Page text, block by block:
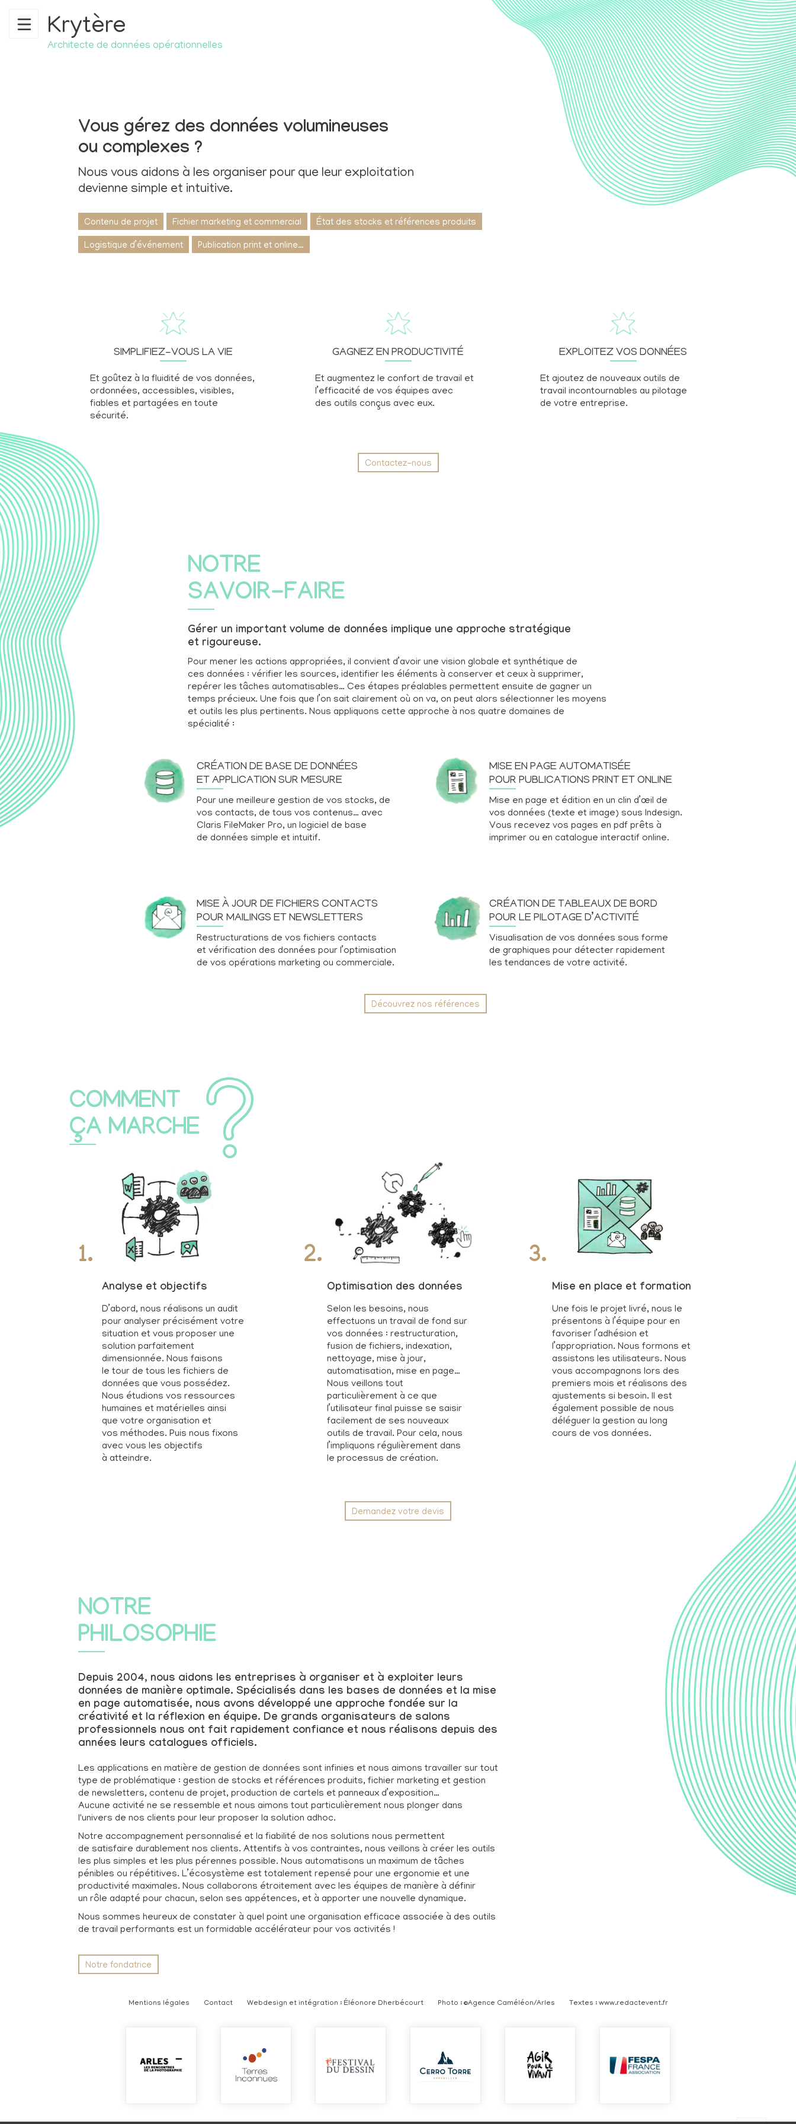
CONTACT
Krytère
Architecte de données opérationnelles
Vous gérez des données volumineuses
ou complexes ?
Nous vous aidons à les organiser pour que leur exploitation
devienne simple et intuitive.
Contenu de projet Fichier marketing et commercial État des stocks et références produits
Logistique d’événement Publication print et online…
SIMPLIFIEZ-VOUS LA VIE
Et goûtez à la fluidité de vos données,
ordonnées, accessibles, visibles,
fiables et partagées en toute
sécurité.
GAGNEZ EN PRODUCTIVITÉ
Et augmentez le confort de travail et
l’efficacité de vos équipes avec
des outils conçus avec eux.
EXPLOITEZ VOS DONNÉES
Et ajoutez de nouveaux outils de
travail incontournables au pilotage
de votre entreprise.
Contactez-nous
NOTRE
SAVOIR-FAIRE
Gérer un important volume de données implique une approche stratégique
et rigoureuse.
Pour mener les actions appropriées, il convient d’avoir une vision globale et synthétique de
ces données : vérifier les sources, identifier les éléments à conserver et ceux à supprimer,
repérer les tâches automatisables… Ces étapes préalables permettent ensuite de gagner un
temps précieux. Une fois que l’on sait clairement où on va, on peut alors sélectionner les moyens
et outils les plus pertinents. Nous appliquons cette approche à nos quatre domaines de
spécialité :
CRÉATION DE BASE DE DONNÉES
ET APPLICATION SUR MESURE
Pour une meilleure gestion de vos stocks, de
vos contacts, de tous vos contenus… avec
Claris FileMaker Pro, un logiciel de base
de données simple et intuitif.
MISE EN PAGE AUTOMATISÉE
POUR PUBLICATIONS PRINT ET ONLINE
Mise en page et édition en un clin d’œil de
vos données (texte et image) sous Indesign.
Vous recevez vos pages en pdf prêts à
imprimer ou en catalogue interactif online.
MISE À JOUR DE FICHIERS CONTACTS
POUR MAILINGS ET NEWSLETTERS
Restructurations de vos fichiers contacts
et vérification des données pour l’optimisation
de vos opérations marketing ou commerciale.
CRÉATION DE TABLEAUX DE BORD
POUR LE PILOTAGE D’ACTIVITÉ
Visualisation de vos données sous forme
de graphiques pour détecter rapidement
les tendances de votre activité.
Découvrez nos références
COMMENT
ÇA MARCHE
1.
Analyse et objectifs
D’abord, nous réalisons un audit
pour analyser précisément votre
situation et vous proposer une
solution parfaitement
dimensionnée. Nous faisons
le tour de tous les fichiers de
données que vous possédez.
Nous étudions vos ressources
humaines et matérielles ainsi
que votre organisation et
vos méthodes. Puis nous fixons
avec vous les objectifs
à atteindre.
2.
Optimisation des données
Selon les besoins, nous
effectuons un travail de fond sur
vos données : restructuration,
fusion de fichiers, indexation,
nettoyage, mise à jour,
automatisation, mise en page…
Nous veillons tout
particulièrement à ce que
l’utilisateur final puisse se saisir
facilement de ses nouveaux
outils de travail. Pour cela, nous
l’impliquons régulièrement dans
le processus de création.
3.
Mise en place et formation
Une fois le projet livré, nous le
présentons à l’équipe pour en
favoriser l’adhésion et
l’appropriation. Nous formons et
assistons les utilisateurs. Nous
vous accompagnons lors des
premiers mois et réalisons des
ajustements si besoin. Il est
également possible de nous
déléguer la gestion au long
cours de vos données.
Demandez votre devis
NOTRE
PHILOSOPHIE
Depuis 2004, nous aidons les entreprises à organiser et à exploiter leurs
données de manière optimale. Spécialisés dans les bases de données et la mise
en page automatisée, nous avons développé une approche fondée sur la
créativité et la réflexion en équipe. De grands organisateurs de salons
professionnels nous ont fait rapidement confiance et nous réalisons depuis des
années leurs catalogues officiels.
Les applications en matière de gestion de données sont infinies et nous aimons travailler sur tout
type de problématique : gestion de stocks et références produits, fichier marketing et gestion
de newsletters, contenu de projet, production de cartels et panneaux d’exposition…
Aucune activité ne se ressemble et nous aimons tout particulièrement nous plonger dans
l'univers de nos clients pour leur proposer la solution adhoc.
Notre accompagnement personnalisé et la fiabilité de nos solutions nous permettent
de satisfaire durablement nos clients. Attentifs à vos contraintes, nous veillons à créer les outils
les plus simples et les plus pérennes possible. Nous automatisons un maximum de tâches
pénibles ou répétitives. L’écosystème est totalement repensé pour une ergonomie et une
productivité maximales. Nous collaborons étroitement avec les équipes de manière à définir
un rôle adapté pour chacun, selon ses appétences, et à apporter une nouvelle dynamique.
Nous sommes heureux de constater à quel point une organisation efficace associée à des outils
de travail performants est un formidable accélérateur pour vos activités !
Notre fondatrice
Mentions légales Contact Webdesign et intégration : Éléonore Dherbécourt Photo : ©Agence Caméléon/Arles Textes : www.redactevent.fr